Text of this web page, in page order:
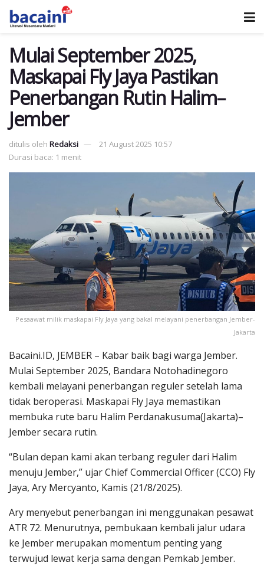
Mulai September 2025,
Maskapai Fly Jaya Pastikan
Penerbangan Rutin Halim–
Jember
ditulis oleh Redaksi
21 August 2025 10:57
Durasi baca: 1 menit
Pesaawat milik maskapai Fly Jaya yang bakal melayani penerbangan Jember-
Jakarta
Bacaini.ID, JEMBER – Kabar baik bagi warga Jember.
Mulai September 2025, Bandara Notohadinegoro
kembali melayani penerbangan reguler setelah lama
tidak beroperasi. Maskapai Fly Jaya memastikan
membuka rute baru Halim Perdanakusuma(Jakarta)–
Jember secara rutin.
“Bulan depan kami akan terbang reguler dari Halim
menuju Jember,” ujar Chief Commercial Officer (CCO) Fly
Jaya, Ary Mercyanto, Kamis (21/8/2025).
Ary menyebut penerbangan ini menggunakan pesawat
ATR 72. Menurutnya, pembukaan kembali jalur udara
ke Jember merupakan momentum penting yang
terwujud lewat kerja sama dengan Pemkab Jember.